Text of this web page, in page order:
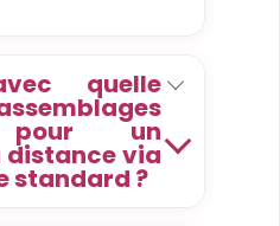
quelle
pour un
via
standard ?